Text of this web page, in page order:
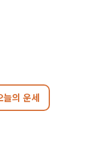
늘의 운세